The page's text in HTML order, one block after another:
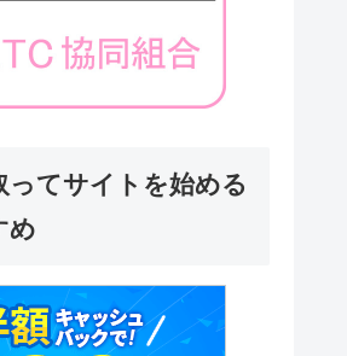
ってサイトを始める
め